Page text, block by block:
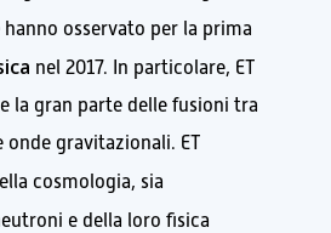
osservato per la prima
nel 2017. In particolare, ET
la gran parte delle fusioni tra
gravitazionali. ET
cosmologia, sia
e della loro fisica